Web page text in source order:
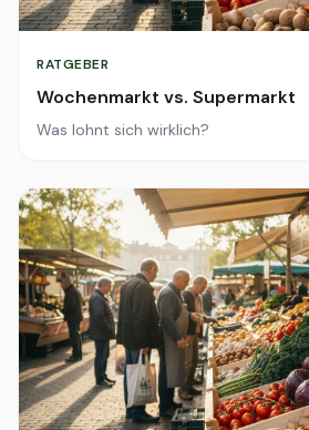
RATGEBER
Wochenmarkt vs. Supermarkt
Was lohnt sich wirklich?